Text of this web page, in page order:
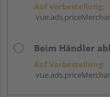
Auf Vorbestellung:
Beim Händler
Auf Vorbestellung: